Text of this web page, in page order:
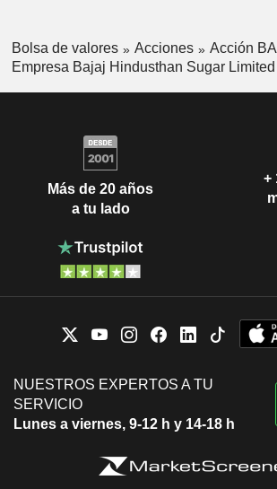
Bolsa de valores Acciones
Acción
Empresa Bajaj Hindusthan Sugar Limited
Más de 20 años
a tu lado
+
NUESTROS EXPERTOS A TU
SERVICIO
Lunes a viernes, 9-12 h y 14-18 h